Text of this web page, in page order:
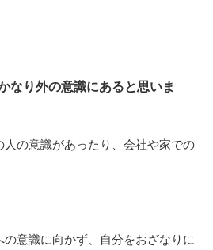
なり外の意識にあると思いま
の意識があったり、会社や家での
意識に向かず、自分をおざなりに